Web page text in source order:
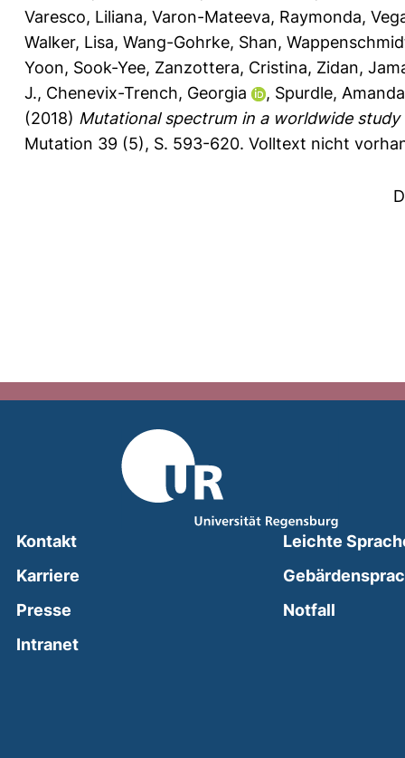
Varesco, Liliana, Varon-Mateeva, Raymonda,
Walker, Lisa, Wang-Gohrke, Shan,
Yoon, Sook-Yee, Zanzottera, Cristina, Zidan,
J., Chenevix-Trench, Georgia , Spurdle,
(2018) Mutational spectrum in a worldwide
Mutation 39 (5), S. 593-620. Volltext nicht
Kontakt
Karriere
Presse
Intranet(external link, opens in a new window)
Leichte
Notfall